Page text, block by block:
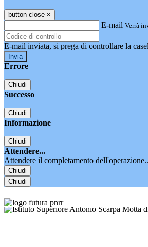
button close ×
E-mail Verrà
E-mail inviata, si prega di controllare la
Errore
Chiudi
Successo
Chiudi
Informazione
Chiudi
Attendere...
Attendere il completamento
Chiudi
Chiudi